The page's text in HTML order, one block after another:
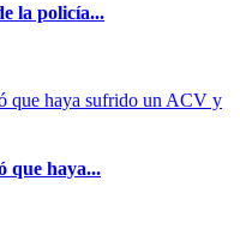
la policía...
que haya...